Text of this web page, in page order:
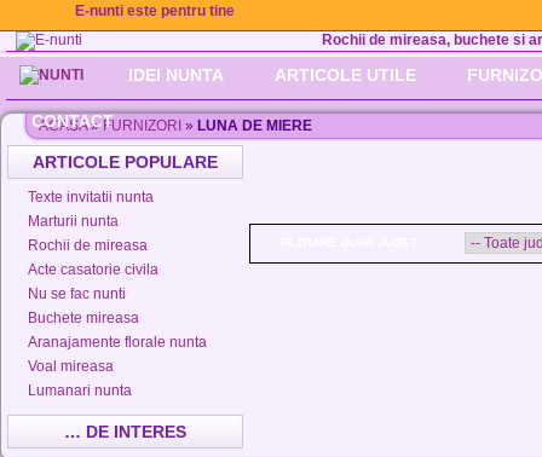
E-nunti este pentru tine
Rochii de mireasa, buchete si
IDEI NUNTA ARTICOLE UTILE
CONTACT
ACASA»FURNIZORI » LUNA DE MIERE
ARTICOLE POPULARE
Texte invitatii nunta
Marturii nunta
Rochii de mireasa
Acte casatorie civila
Nu se fac nunti
Buchete mireasa
Aranajamente florale nunta
Voal mireasa
Lumanari nunta
… DE INTERES